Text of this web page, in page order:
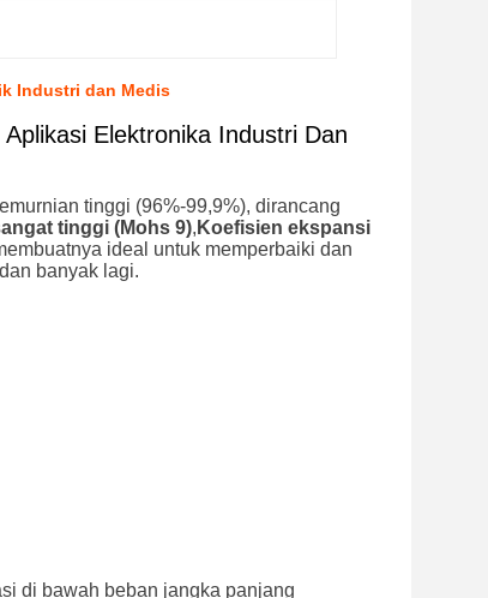
Industri dan Medis
Elektronika Industri Dan
tinggi (96%-99,9%), dirancang
tinggi (Mohs 9), Koefisien ekspansi
ideal untuk memperbaiki dan
banyak lagi.
di bawah beban jangka panjang